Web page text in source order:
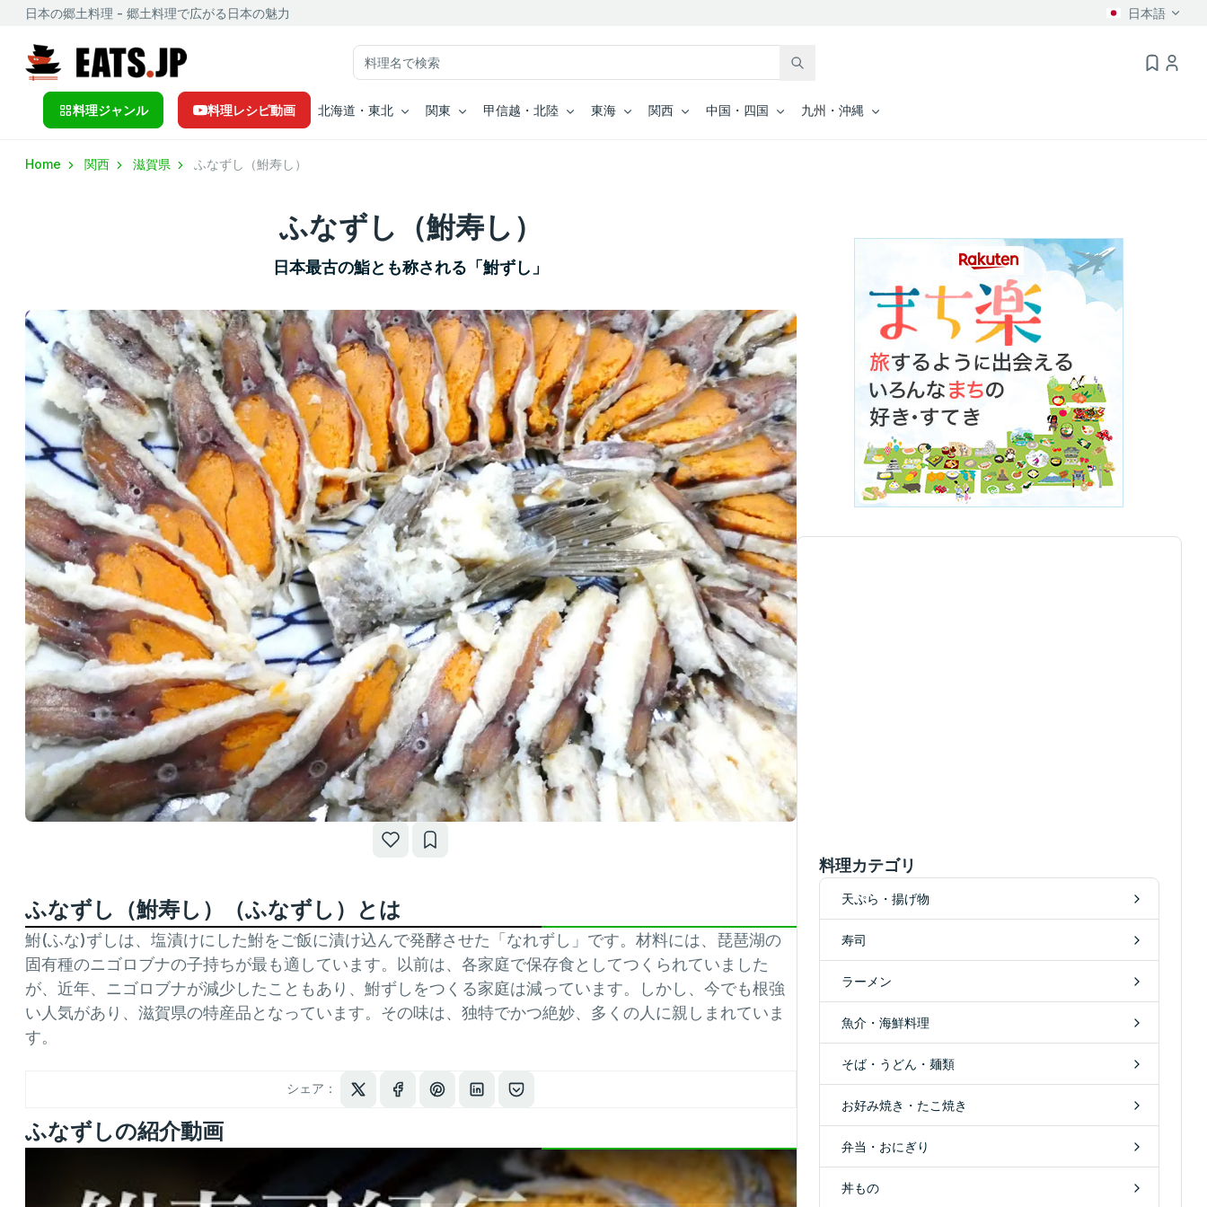
日本の郷土料理 - 郷土料理で広がる日本の魅力 日本語
料理ジャンル 料理レシピ動画 北海道・東北 関東 甲信越・北陸 東海 関西 中国・四国 九州・沖縄
Home 関西 滋賀県 ふなずし（鮒寿し）
ふなずし（鮒寿し）
日本最古の鮨とも称される「鮒ずし」
ふなずし（鮒寿し）（ふなずし）とは
鮒(ふな)ずしは、塩漬けにした鮒をご飯に漬け込んで発酵させた「なれずし」です。材料には、琵琶湖の
固有種のニゴロブナの子持ちが最も適しています。以前は、各家庭で保存食としてつくられていました
が、近年、ニゴロブナが減少したこともあり、鮒ずしをつくる家庭は減っています。しかし、今でも根強
い人気があり、滋賀県の特産品となっています。その味は、独特でかつ絶妙、多くの人に親しまれていま
す。
シェア：
ふなずしの紹介動画
料理カテゴリ
天ぷら・揚げ物
寿司
ラーメン
魚介・海鮮料理
そば・うどん・麺類
お好み焼き・たこ焼き
弁当・おにぎり
丼もの